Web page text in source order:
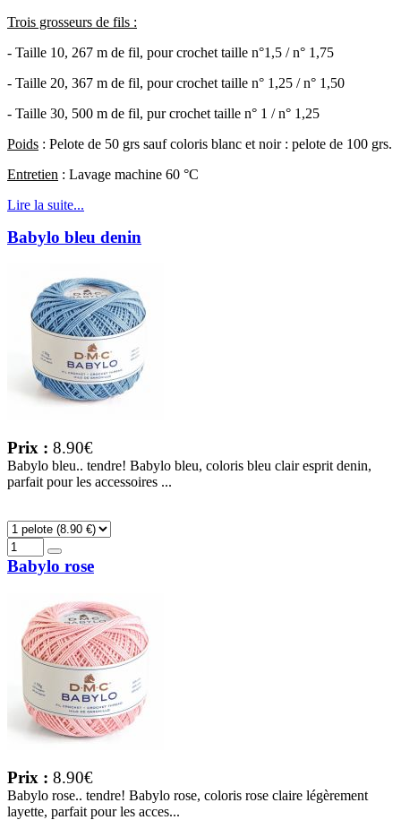
Trois grosseurs de fils :
- Taille 10, 267 m de fil, pour crochet taille n°1,5 / n° 1,75
- Taille 20, 367 m de fil, pour crochet taille n° 1,25 / n° 1,50
- Taille 30, 500 m de fil, pur crochet taille n° 1 / n° 1,25
Poids : Pelote de 50 grs sauf coloris blanc et noir : pelote de 100 grs.
Entretien : Lavage machine 60 °C
Lire la suite...
Babylo bleu denin
Prix : 8.90€
Babylo bleu.. tendre! Babylo bleu, coloris bleu clair esprit denin,
parfait pour les accessoires ...
Babylo rose
Prix : 8.90€
Babylo rose.. tendre! Babylo rose, coloris rose claire légèrement
layette, parfait pour les acces...